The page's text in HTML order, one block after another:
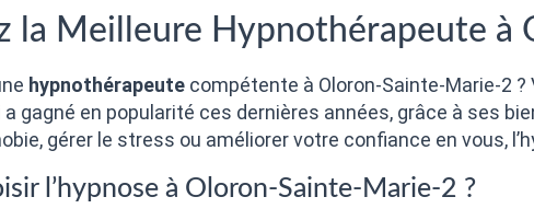
la Meilleure Hypnothérapeute à
hypnothérapeute compétente à Oloron-Sainte-Marie-2 ?
gagné en popularité ces dernières années, grâce à ses
gérer le stress ou améliorer votre confiance en vous,
l’hypnose à Oloron-Sainte-Marie-2 ?